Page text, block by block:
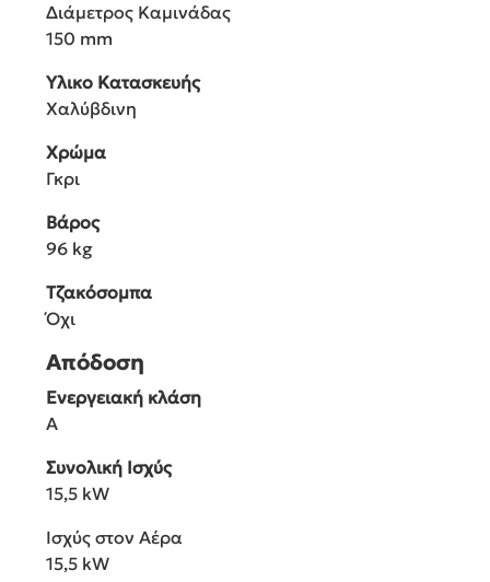
Διάμετρος Καμινάδας
150 mm
Υλικο Κατασκευής
Χαλύβδινη
Χρώμα
Γκρι
Βάρος
96 kg
Τζακόσομπα
Όχι
Απόδοση
Ενεργειακή κλάση
A
Συνολική Ισχύς
15,5 kW
Ισχύς στον Αέρα
15,5 kW